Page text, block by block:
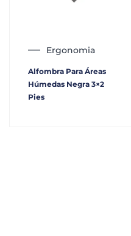
Ergonomia
Alfombra Para Áreas
Húmedas Negra 3×2
Pies